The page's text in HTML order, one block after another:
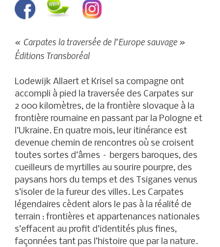
« Carpates la traversée de l’Europe sauvage »
Éditions Transboréal
Lodewijk Allaert et Krisel sa compagne ont
accompli à pied la traversée des Carpates sur
2 000 kilomètres, de la frontière slovaque à la
frontière roumaine en passant par la Pologne et
l’Ukraine. En quatre mois, leur itinérance est
devenue chemin de rencontres où se croisent
toutes sortes d’âmes – bergers baroques, des
cueilleurs de myrtilles au sourire pourpre, des
paysans hors du temps et des Tsiganes venus
s’isoler de la fureur des villes. Les Carpates
légendaires cèdent alors le pas à la réalité de
terrain : frontières et appartenances nationales
s’effacent au profit d’identités plus fines,
façonnées tant pas l’histoire que par la nature.